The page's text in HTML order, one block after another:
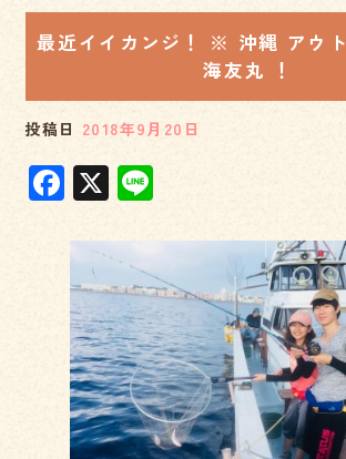
最近イイカンジ！ ※ 沖縄 アウ
海友丸 ！
投稿日 2018年9月20日
F
c
e
b
o
o
k
X
e